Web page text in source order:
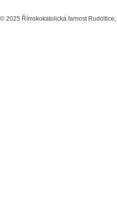
© 2025 Římskokatolická farnost Rudoltice,